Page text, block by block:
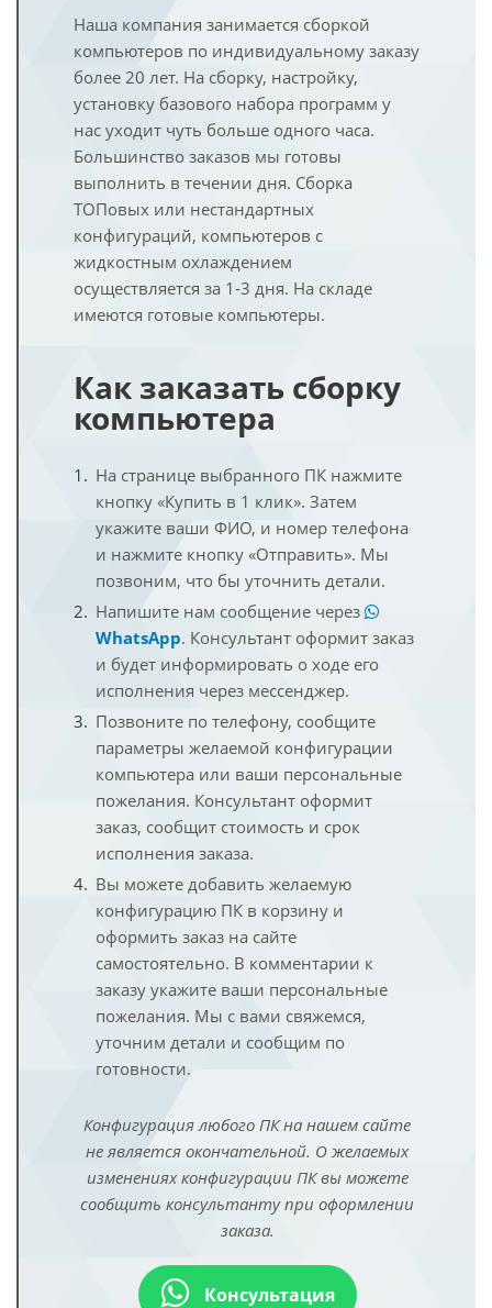
Наша компания занимается сборкой
компьютеров по индивидуальному заказу
более 20 лет. На сборку, настройку,
установку базового набора программ у
нас уходит чуть больше одного часа.
Большинство заказов мы готовы
выполнить в течении дня. Сборка
ТОПовых или нестандартных
конфигураций, компьютеров с
жидкостным охлаждением
осуществляется за 1-3 дня. На складе
имеются готовые компьютеры.
Как заказать сборку
компьютера
На странице выбранного ПК нажмите
кнопку «Купить в 1 клик». Затем
укажите ваши ФИО, и номер телефона
и нажмите кнопку «Отправить». Мы
позвоним, что бы уточнить детали.
Напишите нам сообщение через
WhatsApp. Консультант оформит заказ
и будет информировать о ходе его
исполнения через мессенджер.
Позвоните по телефону, сообщите
параметры желаемой конфигурации
компьютера или ваши персональные
пожелания. Консультант оформит
заказ, сообщит стоимость и срок
исполнения заказа.
Вы можете добавить желаемую
конфигурацию ПК в корзину и
оформить заказ на сайте
самостоятельно. В комментарии к
заказу укажите ваши персональные
пожелания. Мы с вами свяжемся,
уточним детали и сообщим по
готовности.
Конфигурация любого ПК на нашем сайте
не является окончательной. О желаемых
изменениях конфигурации ПК вы можете
сообщить консультанту при оформлении
заказа.
Консультация